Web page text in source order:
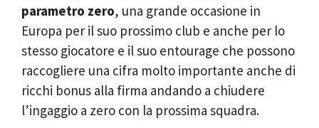
parametro zero, una grande occasione in
Europa per il suo prossimo club e anche per lo
stesso giocatore e il suo entourage che possono
raccogliere una cifra molto importante anche di
ricchi bonus alla firma andando a chiudere
l’ingaggio a zero con la prossima squadra.